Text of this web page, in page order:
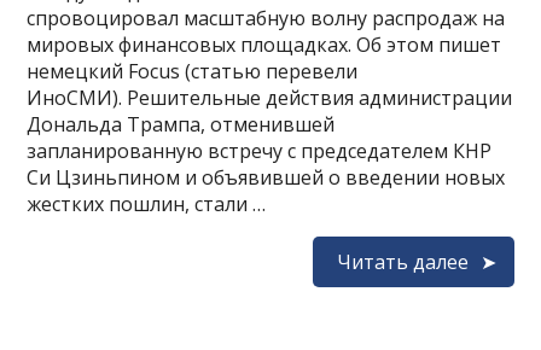
спровоцировал масштабную волну распродаж на
мировых финансовых площадках. Об этом пишет
немецкий Focus (статью перевели
ИноСМИ). Решительные действия администрации
Дональда Трампа, отменившей
запланированную встречу с председателем КНР
Си Цзиньпином и объявившей о введении новых
жестких пошлин, стали …
Читать далее